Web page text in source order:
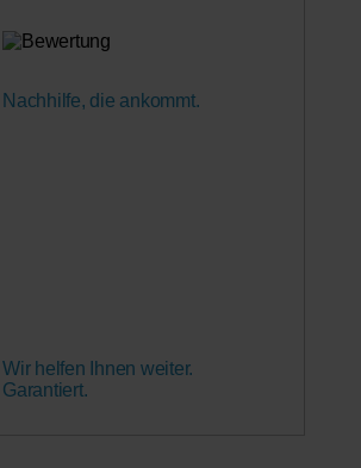
Nachhilfe, die ankommt.
Wir helfen Ihnen weiter.
Garantiert.